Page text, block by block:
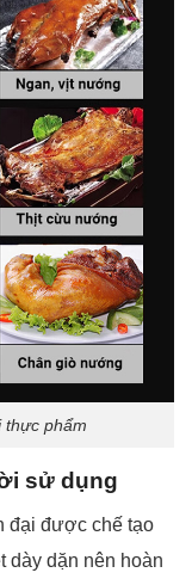
thực phẩm
sử dụng
đại được chế tạo
dày dặn nên hoàn